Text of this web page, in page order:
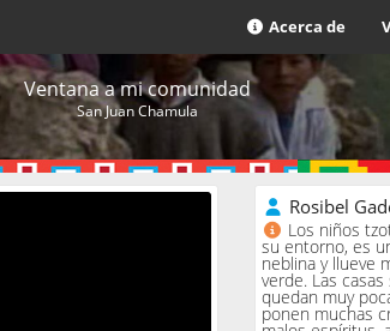
Acerca de
Ventana a mi comunidad
San Juan Chamula
Rosibel
Los niños
su entorno, es
neblina y llueve
verde. Las
quedan muy
ponen muchas